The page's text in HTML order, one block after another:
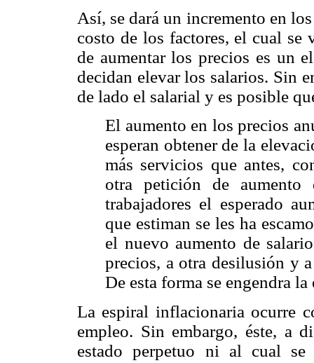
Así, se dará un incremento en
costo de los factores, el cual se
de aumentar los precios es un
decidan elevar los salarios. Sin
de lado el salarial y es posible
El aumento en los precios
esperan obtener de la
más servicios que antes,
otra petición de
trabajadores el esperado
que estiman se les ha
el nuevo aumento de
precios, a otra desilusión y
De esta forma se engendra
La espiral inflacionaria ocurre
empleo. Sin embargo, éste, a
estado perpetuo ni al cual